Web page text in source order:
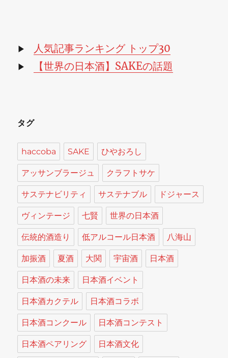
ブ
▶ 人気記事ランキング トップ30
▶ 【世界の日本酒】SAKEの話題
タグ
haccoba SAKE ひやおろし
アッサンブラージュ クラフトサケ
サステナビリティ サステナブル ドジャース
ヴィンテージ 七賢 世界の日本酒
伝統的酒造り 低アルコール日本酒 八海山
加振酒 夏酒 大関 宇宙酒 日本酒
日本酒の未来 日本酒イベント
日本酒カクテル 日本酒コラボ
日本酒コンクール 日本酒コンテスト
日本酒ペアリング 日本酒文化